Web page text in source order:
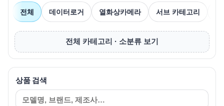
전체 데이터로거 열화상카메라 서브 카테고리
전체 카테고리 · 소분류 보기
상품 검색